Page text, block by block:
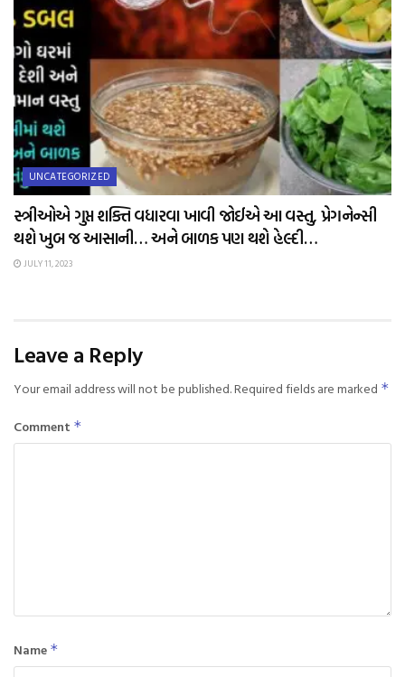
UNCATEGORIZED
સ્ત્રીઓએ ગુપ્ત શક્તિ વધારવા ખાવી જોઈએ આ વસ્તુ, પ્રેગનેન્સી
થશે ખુબ જ આસાની… અને બાળક પણ થશે હેલ્દી…
JULY 11, 2023
Leave a Reply
Your email address will not be published.Required fields are marked *
Comment *
Name *